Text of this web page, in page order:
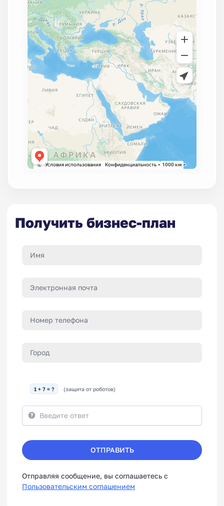
Получить бизнес-план
1 + 7 = ? (защита от роботов)
ОТПРАВИТЬ
Отправляя сообщение, вы соглашаетесь с
Пользовательским соглашением